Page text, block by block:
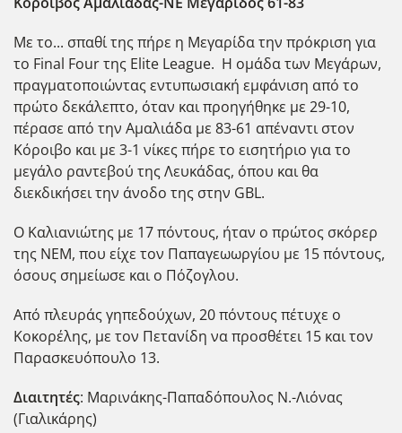
Με το... σπαθί της πήρε η Μεγαρίδα την πρόκριση για
το Final Four της Elite League. Η ομάδα των Μεγάρων,
πραγματοποιώντας εντυπωσιακή εμφάνιση από το
πρώτο δεκάλεπτο, όταν και προηγήθηκε με 29-10,
πέρασε από την Αμαλιάδα με 83-61 απέναντι στον
Κόροιβο και με 3-1 νίκες πήρε το εισητήριο για το
μεγάλο ραντεβού της Λευκάδας, όπου και θα
διεκδικήσει την άνοδο της στην GBL.
Ο Καλιανιώτης με 17 πόντους, ήταν ο πρώτος σκόρερ
της ΝΕΜ, που είχε τον Παπαγεωωργίου με 15 πόντους,
όσους σημείωσε και ο Πόζογλου.
Από πλευράς γηπεδούχων, 20 πόντους πέτυχε ο
Κοκορέλης, με τον Πετανίδη να προσθέτει 15 και τον
Παρασκευόπουλο 13.
Διαιτητές: Μαρινάκης-Παπαδόπουλος Ν.-Λιόνας
(Γιαλικάρης)